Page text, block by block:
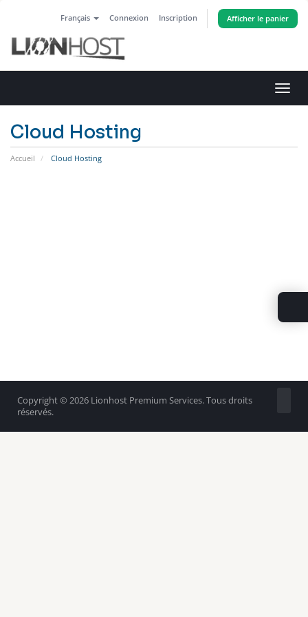
Français Connexion Inscription Afficher le panier
la
Cloud Hosting
Accueil Cloud Hosting
Copyright © 2026 Lionhost Premium Services. Tous droits
réservés.